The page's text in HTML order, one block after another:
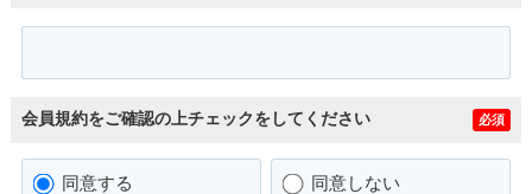
会員規約をご確認の上チェックをしてください 必須
同意する 同意しない